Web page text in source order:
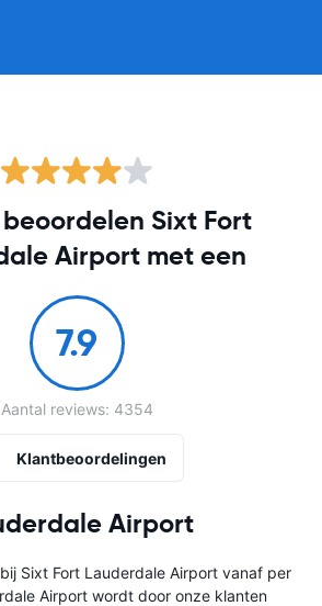
Airport
Sixt Fort Lauderdale Airport vanaf per
Airport wordt door onze klanten
Sixt Fort
Airport met een
7.9
Aantal reviews: 4354
Klantbeoordelingen